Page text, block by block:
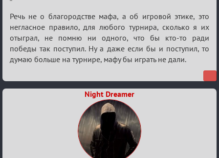
Речь не о благородстве мафа, а об игровой этике, это
негласное правило, для любого турнира, сколько я их
отыграл, не помню ни одного, что бы кто-то ради
победы так поступил. Ну а даже если бы и поступил, то
думаю больше на турнире, мафу бы играть не дали.
Night Dreamer